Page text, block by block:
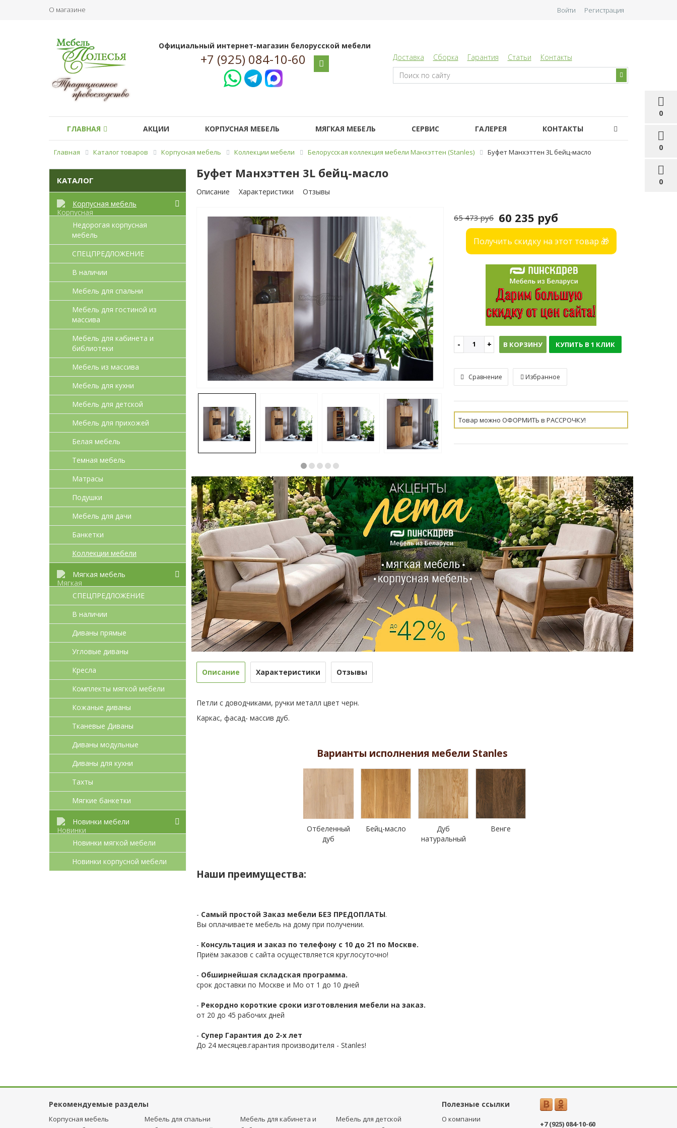
О магазине
0
0
0
Войти Регистрация
Официальный интернет-магазин белорусской мебели
+7 (925) 084-10-60 Доставка Сборка Гарантия Статьи Контакты
ГЛАВНАЯ АКЦИИ КОРПУСНАЯ МЕБЕЛЬ МЯГКАЯ МЕБЕЛЬ СЕРВИС ГАЛЕРЕЯ КОНТАКТЫ
Главная Каталог товаров Корпусная мебель Коллекции мебели Белорусская коллекция мебели Манхэттен (Stanles) Буфет Манхэттен 3L бейц-масло
КАТАЛОГ
Корпусная мебель
Недорогая корпусная
мебель
СПЕЦПРЕДЛОЖЕНИЕ
В наличии
Мебель для спальни
Мебель для гостиной из
массива
Мебель для кабинета и
библиотеки
Мебель из массива
Мебель для кухни
Мебель для детcкой
Мебель для прихожей
Белая мебель
Темная мебель
Матрасы
Подушки
Мебель для дачи
Банкетки
Коллекции мебели
Мягкая мебель
СПЕЦПРЕДЛОЖЕНИЕ
В наличии
Диваны прямые
Угловые диваны
Кресла
Комплекты мягкой мебели
Кожаные диваны
Тканевые Диваны
Диваны модульные
Диваны для кухни
Тахты
Мягкие банкетки
Новинки мебели
Новинки мягкой мебели
Новинки корпусной мебели
Буфет Манхэттен 3L бейц-масло
Описание Характеристики Отзывы
60 235 руб
65 473 руб
Получить скидку на этот товар 🎁
В КОРЗИНУ КУПИТЬ В 1 КЛИК
Сравнение Избранное
Товар можно ОФОРМИТЬ в РАССРОЧКУ!
Описание Характеристики Отзывы
Петли с доводчиками, ручки металл цвет черн.
Каркас, фасад- массив дуб.
Варианты исполнения мебели Stanles
Отбеленный
дуб
Бейц-масло
Дуб
натуральный
Венге
Наши преимущества:
- Самый простой Заказ мебели БЕЗ ПРЕДОПЛАТЫ.
Вы оплачиваете мебель на дому при получении.
- Консультация и заказ по телефону с 10 до 21 по Москве.
Приём заказов с сайта осуществляется круглосуточно!
- Обширнейшая складская программа.
срок доставки по Москве и Мо от 1 до 10 дней
- Рекордно короткие сроки изготовления мебели на заказ.
от 20 до 45 рабочих дней
- Супер Гарантия до 2-х лет
До 24 месяцев.гарантия производителя - Stanles!
Рекомендуемые разделы Полезные ссылки
Корпусная мебель
Мебель для спальни
Мебель для кабинета и
Мебель для детcкой
О компании
+7 (925) 084-10-60